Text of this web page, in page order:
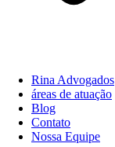
Rina Advogados
áreas de atuação
Blog
Contato
Nossa Equipe